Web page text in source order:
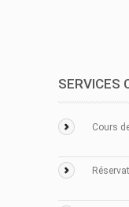
SERVICES
Cours